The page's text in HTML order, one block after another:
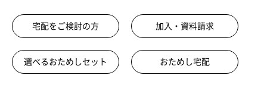
宅配をご検討の方 加入・資料請求
選べるおためしセット おためし宅配